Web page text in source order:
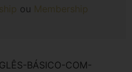
ou Membership
BÁSICO-COM-